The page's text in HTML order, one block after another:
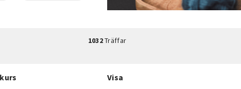
1032Träffar
Visa